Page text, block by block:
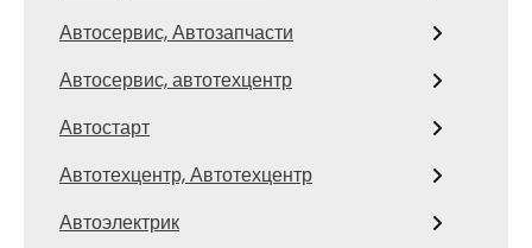
Автосервис, Автозапчасти
Автосервис, автотехцентр
Автостарт
Автотехцентр, Автотехцентр
Автоэлектрик